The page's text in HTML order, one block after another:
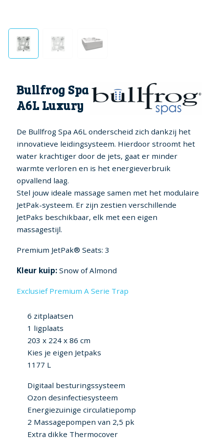
Bullfrog Spa
A6L Luxury
De Bullfrog Spa A6L onderscheid zich dankzij het
innovatieve leidingsysteem. Hierdoor stroomt het
water krachtiger door de jets, gaat er minder
warmte verloren en is het energieverbruik
opvallend laag.
Stel jouw ideale massage samen met het modulaire
JetPak-systeem. Er zijn zestien verschillende
JetPaks beschikbaar, elk met een eigen
massagestijl.
Premium JetPak® Seats: 3
Kleur kuip: Snow of Almond
Exclusief Premium A Serie Trap
6 zitplaatsen
1 ligplaats
203 x 224 x 86 cm
Kies je eigen Jetpaks
1177 L
Digitaal besturingssysteem
Ozon desinfectiesysteem
Energiezuinige circulatiepomp
2 Massagepompen van 2,5 pk
Extra dikke Thermocover